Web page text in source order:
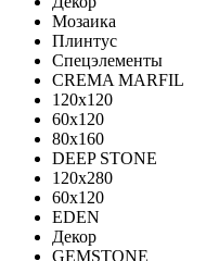
Мозаика
Плинтус
Спецэлементы
CREMA MARFIL
120x120
60x120
80x160
DEEP STONE
120х280
60х120
EDEN
Декор
GEMSTONE